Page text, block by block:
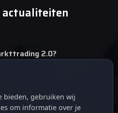
actualiteiten
2.0?
bieden, gebruiken wij
om informatie over je